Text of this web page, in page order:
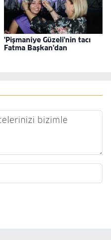
'Pişmaniye Güzeli'nin tacı
Fatma Başkan'dan